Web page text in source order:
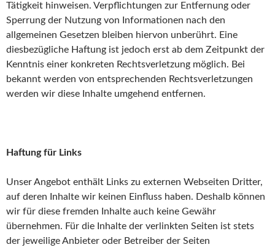
Tätigkeit hinweisen. Verpflichtungen zur Entfernung oder
Sperrung der Nutzung von Informationen nach den
allgemeinen Gesetzen bleiben hiervon unberührt. Eine
diesbezügliche Haftung ist jedoch erst ab dem Zeitpunkt der
Kenntnis einer konkreten Rechtsverletzung möglich. Bei
bekannt werden von entsprechenden Rechtsverletzungen
werden wir diese Inhalte umgehend entfernen.
Haftung für Links
Unser Angebot enthält Links zu externen Webseiten Dritter,
auf deren Inhalte wir keinen Einfluss haben. Deshalb können
wir für diese fremden Inhalte auch keine Gewähr
übernehmen. Für die Inhalte der verlinkten Seiten ist stets
der jeweilige Anbieter oder Betreiber der Seiten